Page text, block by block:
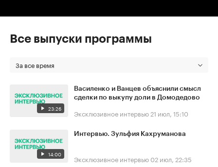
Все выпуски программы
За все время
23:26
Василенко и Ванцев объяснили смысл
сделки по выкупу доли в Домодедово
Эксклюзивное интервью 21 июл, 15:10
14:00
Интервью. Зульфия Кахруманова
Эксклюзивное интервью 02 июл, 22:35